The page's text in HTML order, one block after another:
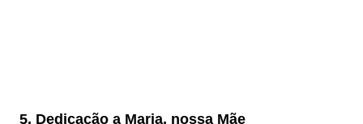
5. Dedicação a Maria, nossa Mãe